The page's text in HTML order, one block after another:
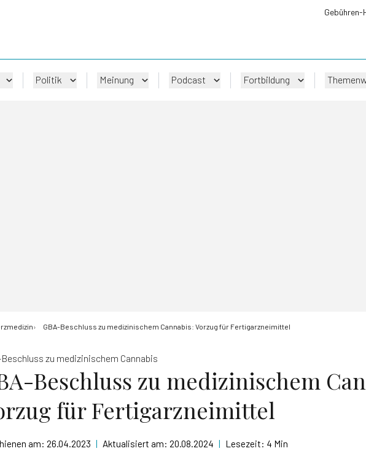
Gebühren-
Politik Meinung Podcast Fortbildung
GBA-Beschluss zu medizinischem Cannabis: Vorzug für Fertigarzneimittel
Beschluss zu medizinischem Cannabis
Beschluss zu medizinischem
für Fertigarzneimittel
am: 26.04.2023 | Aktualisiert am: 20.08.2024 | Lesezeit: 4 Min